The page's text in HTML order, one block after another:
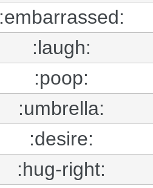
:embarrassed:
:laugh:
:poop:
:umbrella:
:desire:
:hug-right: